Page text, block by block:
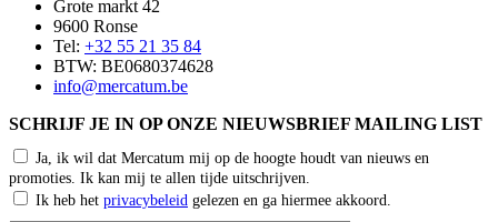
Grote markt 42
9600 Ronse
Tel: +32 55 21 35 84
BTW: BE0680374628
info@mercatum.be
SCHRIJF JE IN OP ONZE NIEUWSBRIEF MAILING LIST
Ja, ik wil dat Mercatum mij op de hoogte houdt van nieuws en
promoties. Ik kan mij te allen tijde uitschrijven.
Ik heb het privacybeleid gelezen en ga hiermee akkoord.